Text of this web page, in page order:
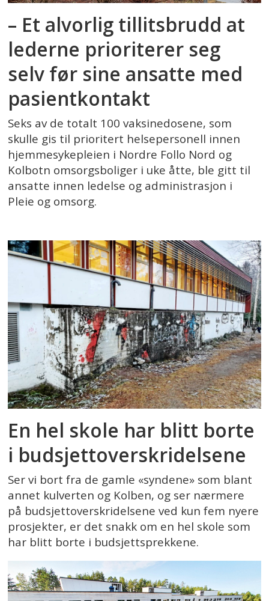
– Et alvorlig tillitsbrudd at
lederne prioriterer seg
selv før sine ansatte med
pasientkontakt
Seks av de totalt 100 vaksinedosene, som
skulle gis til prioritert helsepersonell innen
hjemmesykepleien i Nordre Follo Nord og
Kolbotn omsorgsboliger i uke åtte, ble gitt til
ansatte innen ledelse og administrasjon i
Pleie og omsorg.
En hel skole har blitt borte
i budsjettoverskridelsene
Ser vi bort fra de gamle «syndene» som blant
annet kulverten og Kolben, og ser nærmere
på budsjettoverskridelsene ved kun fem nyere
prosjekter, er det snakk om en hel skole som
har blitt borte i budsjettsprekkene.